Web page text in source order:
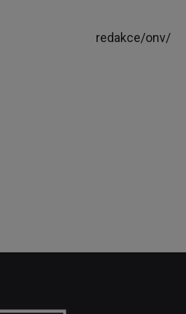
redakce/onv/